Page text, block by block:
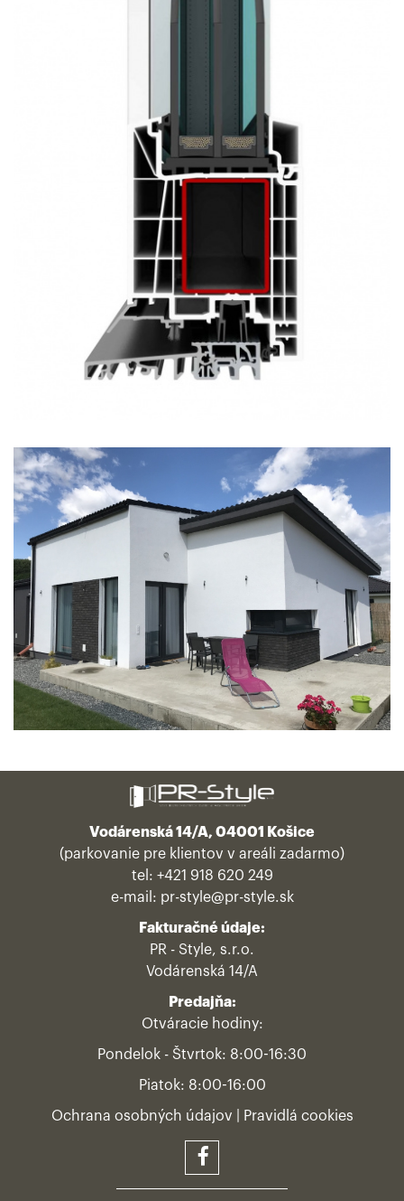
Vodárenská 14/A, 04001 Košice
(parkovanie pre klientov v areáli zadarmo)
tel: +421 918 620 249
e-mail: pr-style@pr-style.sk
Fakturačné údaje:
PR - Style, s.r.o.
Vodárenská 14/A
Predajňa:
Otváracie hodiny:
Pondelok - Štvrtok: 8:00-16:30
Piatok: 8:00-16:00
Ochrana osobných údajov Pravidlá cookies